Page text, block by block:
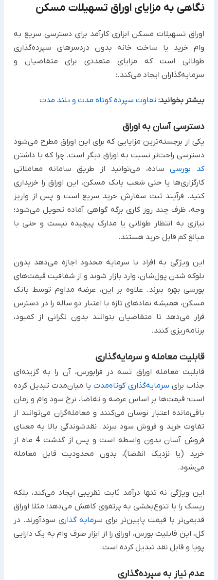
نگاهی به مزایای اوراق تسهیلات مسکن
اوراق تسهیلات مسکن ابزاری کارآمد برای دسترسی سریع به
وام خرید یا ساخت خانه بدون دردسرهای سپرده‌گذاری
طولانی است که مزایای متعددی برای متقاضیان و
سرمایه‌گذاران ایجاد می‌کند.:
بیشتر بخوانید: تفاوت سپرده کوتاه مدت و بلند مدت
دسترسی آسان به اوراق
یکی از برجسته‌ترین مزایایی که برای این اوراق مطرح می‌شود
دسترسی راحت‌تر نسبت به اوراق دیگر است. چرا که با داشتن
کد بورسیساده، می‌توانید از طریق سامانه معاملاتی
کارگزاری‌ها یا حتی شعب بانک مسکن، این اوراق را خریداری
کنید. فرآیند ثبت سفارش خرید سریع است و پس از واریز
وجه، ظرف چند روز کاری برگه گواهی آماده تحویل می‌شود؛
نیازی به انتظار طولانی یا مدارک پیچیده نیست و حتی با
مبالغ کم قابل خرید هستند.
این ویژگی به افراد با سرمایه محدود اجازه می‌دهد بدون
بلوکه شدن پول‌شان، وارد بازار شوند و از شفافیت قیمت‌های
بورسی بهره ببرند. علاوه بر این، عرضه مداوم توسط بانک
مسکن، همیشه نمادهای تازه با اعتبار دو ساله را در دسترس
قرار می‌دهد تا متقاضیان بتوانند بدون نگرانی از کمبود،
برنامه‌ریزی کنند.​
قابلیت معامله و سرمایه‌گذاری
قابلیت معامله اوراق تسه در فرابورس، آن را به گزینه‌ای
جذاب برای سرمایه‌گذاری کوتاه‌مدت یا میان‌مدت تبدیل کرده
است؛ قیمت‌ها بر اساس عرضه و تقاضا، نرخ سود وام و زمان
باقی‌مانده اعتبار نوسان می‌کنند و معامله‌گران می‌توانند از
تفاوت خرید و فروش سود ببرند. نقدشوندگی بالا به معنای
فروش آسان بدون واسطه است و پس از گذشت 4 ماه از
خرید (یا نزدیک انقضا)، بدون محدودیت قابل معامله
می‌شود.
این ویژگی نه تنها درآمد ثابت تقریبی ایجاد می‌کند، بلکه
ریسک را با تنوع‌بخشی به پرتفوی کاهش می‌دهد؛ مثلا اوراق
قدیمی‌تر با قیمت پایین‌تر برای سرمایه‌ گذاری سودآورند. در
کل، این قابلیت بورس، اوراق را از ابزار صرف وام به یک دارایی
پویا و قابل نقد تبدیل کرده است.​
عدم نیاز به سپرده‌گذاری